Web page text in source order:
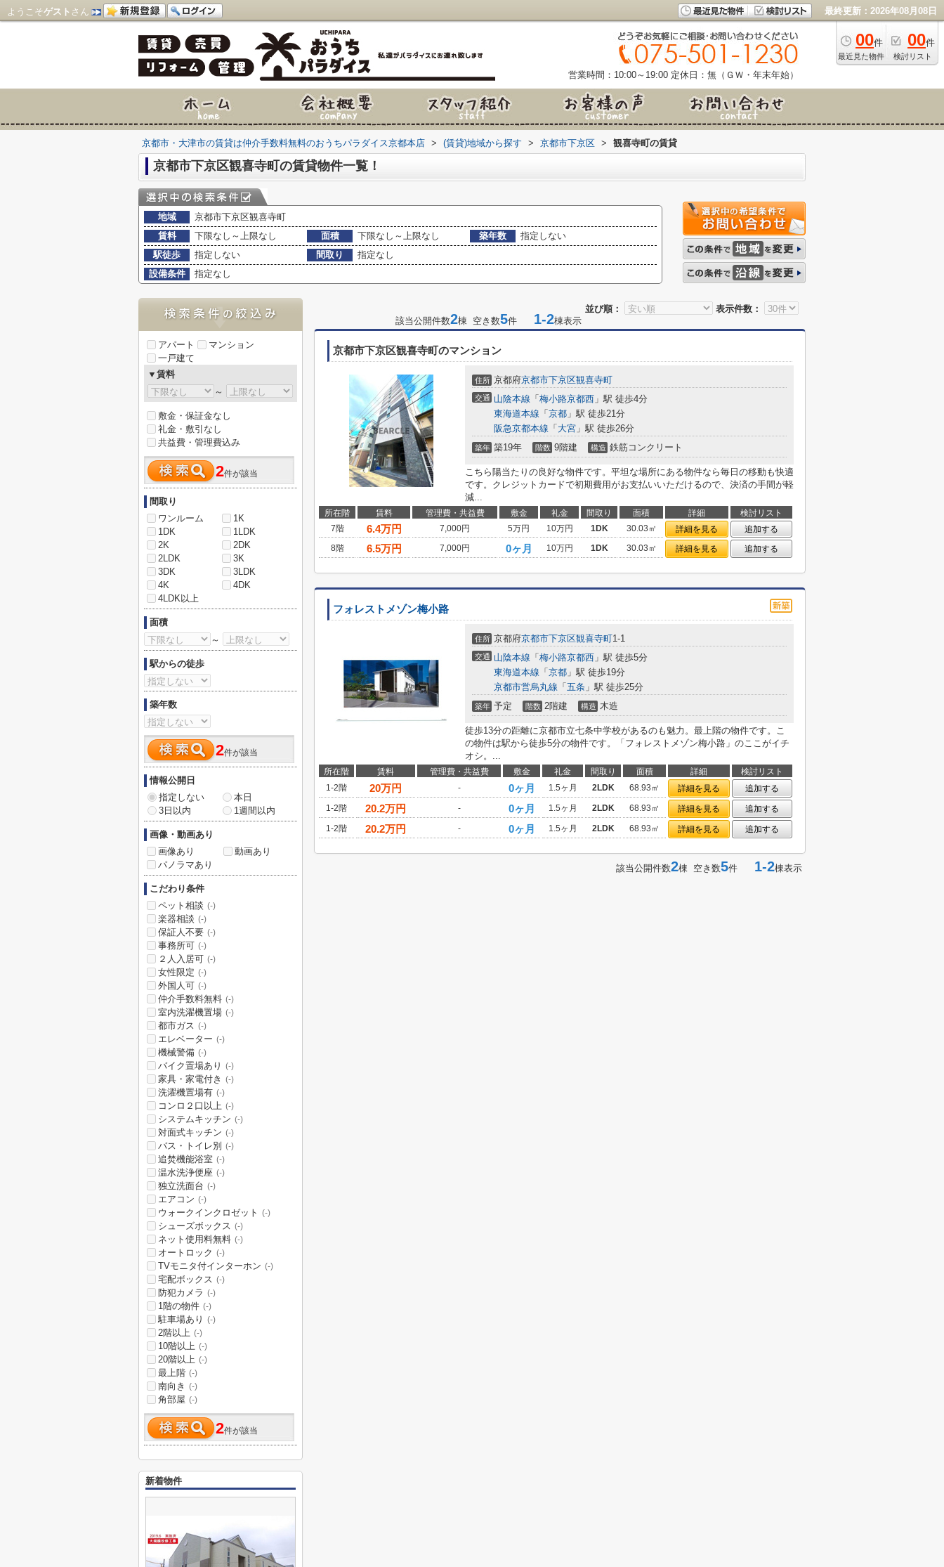
ようこそゲスト さん 最終更新：2026年08月08日
00件
最近見た物件
00件
検討リスト
営業時間：10:00～19:00 定休日：無（ＧＷ・年末年始）
京都市・大津市の賃貸は仲介手数料無料のおうちパラダイス京都本店 > (賃貸)地域から探す > 京都市下京区 > 観喜寺町の賃貸
京都市下京区観喜寺町の賃貸物件一覧！
地域
京都市下京区観喜寺町
賃料
下限なし～上限なし 面積 下限なし～上限なし 築年数
指定しない
駅徒歩
指定しない 間取り
指定なし
設備条件
指定なし
並び順：
表示件数：
該当公開件数2棟 空き数5件 1-2棟表示
京都市下京区観喜寺町のマンション
住所 京都府京都市下京区観喜寺町
交通 山陰本線 「 梅小路京都西 」駅 徒歩4分
東海道本線 「 京都 」駅 徒歩21分
阪急京都本線 「 大宮 」駅 徒歩26分
築年 築19年 階数 9階建 構造 鉄筋コンクリート
こちら陽当たりの良好な物件です。平坦な場所にある物件なら毎日の移動も快適
です。クレジットカードで初期費用がお支払いいただけるので、決済の手間が軽
減...
所在階 賃料 管理費・共益費 敷金 礼金 間取り 面積 詳細
検討リスト
7階
6.4万円 7,000円 5万円 10万円 1DK 30.03㎡ 詳細を見る
追加する
8階
6.5万円 7,000円 0ヶ月 10万円 1DK 30.03㎡ 詳細を見る 追加する
フォレストメゾン梅小路
住所 京都府京都市下京区観喜寺町1-1
交通 山陰本線 「 梅小路京都西 」駅 徒歩5分
東海道本線 「 京都 」駅 徒歩19分
京都市営烏丸線 「 五条 」駅 徒歩25分
築年 予定 階数 2階建 構造 木造
徒歩13分の距離に京都市立七条中学校があるのも魅力。最上階の物件です。こ
の物件は駅から徒歩5分の物件です。「フォレストメゾン梅小路」のここがイチ
オシ。...
所在階 賃料 管理費・共益費 敷金 礼金 間取り 面積 詳細
検討リスト
1-2階
20万円 - 0ヶ月 1.5ヶ月 2LDK 68.93㎡ 詳細を見る
追加する
1-2階
20.2万円 - 0ヶ月 1.5ヶ月 2LDK 68.93㎡ 詳細を見る
追加する
1-2階
20.2万円 - 0ヶ月 1.5ヶ月 2LDK 68.93㎡ 詳細を見る 追加する
該当公開件数2棟 空き数5件 1-2棟表示
アパート
マンション
一戸建て
▼賃料
～
敷金・保証金なし
礼金・敷引なし
共益費・管理費込み
2件が該当
間取り
ワンルーム
1K
1DK
1LDK
2K
2DK
2LDK
3K
3DK
3LDK
4K
4DK
4LDK以上
面積
～
駅からの徒歩
築年数
2件が該当
情報公開日
指定しない
本日
3日以内
1週間以内
画像・動画あり
画像あり
動画あり
パノラマあり
こだわり条件
ペット相談 (-)
楽器相談 (-)
保証人不要 (-)
事務所可 (-)
２人入居可 (-)
女性限定 (-)
外国人可 (-)
仲介手数料無料 (-)
室内洗濯機置場 (-)
都市ガス (-)
エレベーター (-)
機械警備 (-)
バイク置場あり (-)
家具・家電付き (-)
洗濯機置場有 (-)
コンロ２口以上 (-)
システムキッチン (-)
対面式キッチン (-)
バス・トイレ別 (-)
追焚機能浴室 (-)
温水洗浄便座 (-)
独立洗面台 (-)
エアコン (-)
ウォークインクロゼット (-)
シューズボックス (-)
ネット使用料無料 (-)
オートロック (-)
TVモニタ付インターホン (-)
宅配ボックス (-)
防犯カメラ (-)
1階の物件 (-)
駐車場あり (-)
2階以上 (-)
10階以上 (-)
20階以上 (-)
最上階 (-)
南向き (-)
角部屋 (-)
2件が該当
新着物件